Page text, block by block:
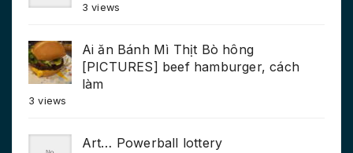
3 views
Ai ăn Bánh Mì Thịt Bò hông
[PICTURES] beef hamburger, cách
làm
3 views
Art… Powerball lottery